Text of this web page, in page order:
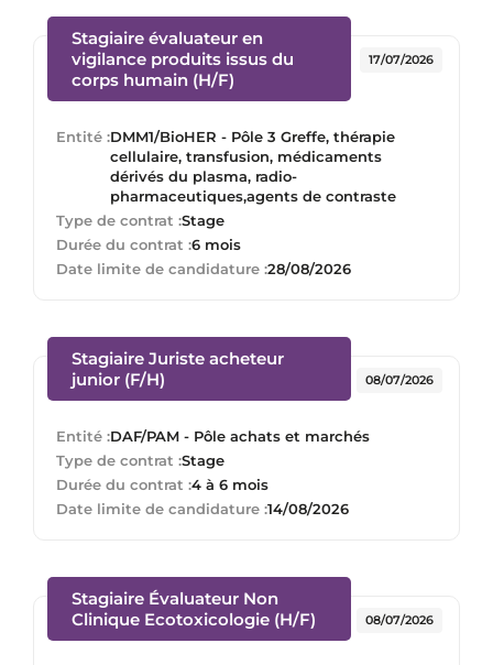
Stagiaire évaluateur en
vigilance produits issus du
corps humain (H/F)
Entité :DMM1/BioHER - Pôle 3 Greffe, thérapie
cellulaire, transfusion, médicaments
dérivés du plasma, radio-
pharmaceutiques,agents de contraste
Type de contrat :Stage
Durée du contrat :6 mois
17/07/2026
Date limite de candidature :28/08/2026
Stagiaire Juriste acheteur
junior (F/H)
Entité :DAF/PAM - Pôle achats et marchés
Type de contrat :Stage
Durée du contrat :4 à 6 mois
08/07/2026
Date limite de candidature :14/08/2026
Stagiaire Évaluateur Non
Clinique Ecotoxicologie (H/F) (Nouvelle fenêtre)
08/07/2026